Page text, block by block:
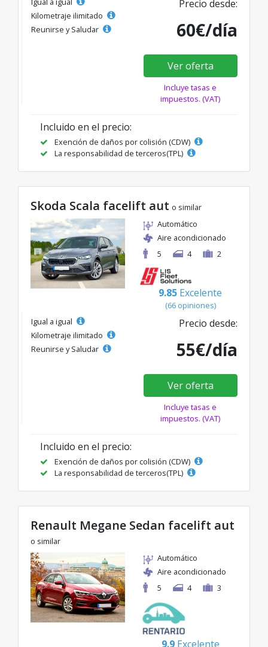
Kilometraje ilimitado
Reunirse y Saludar
Precio desde:
60€/día
Ver oferta
Incluye tasas e
impuestos. (VAT)
Incluido en el precio:
Exención de daños por colisión (CDW)
La responsabilidad de terceros(TPL)
Skoda Scala facelift aut o similar
Automático
Aire acondicionado
5
4 2
9.85 Excelente
(66 opiniones)
Igual a igual
Kilometraje ilimitado
Reunirse y Saludar
Precio desde:
55€/día
Ver oferta
Incluye tasas e
impuestos. (VAT)
Incluido en el precio:
Exención de daños por colisión (CDW)
La responsabilidad de terceros(TPL)
Renault Megane Sedan facelift aut
o similar
Automático
Aire acondicionado
5
4 3
9.9 Excelente